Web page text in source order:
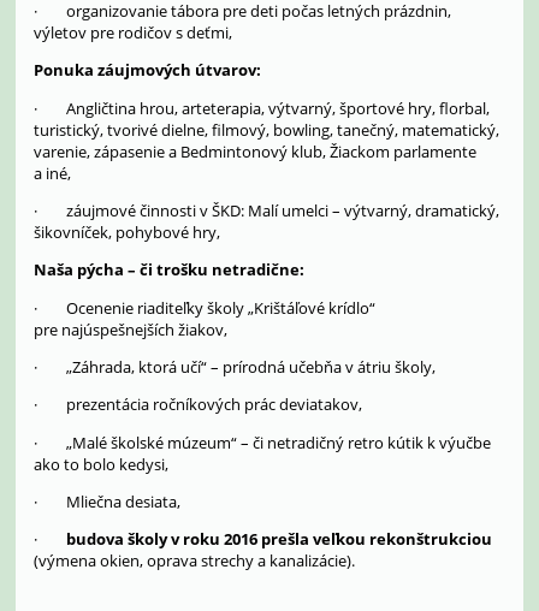
· organizovanie tábora pre deti počas letných prázdnin,
výletov pre rodičov s deťmi,
Ponuka záujmových útvarov:
· Angličtina hrou, arteterapia, výtvarný, športové hry, florbal,
turistický, tvorivé dielne, filmový, bowling, tanečný, matematický,
varenie, zápasenie a Bedmintonový klub, Žiackom parlamente
a iné,
· záujmové činnosti v ŠKD: Malí umelci – výtvarný, dramatický,
šikovníček, pohybové hry,
Naša pýcha – či trošku netradične:
· Ocenenie riaditeľky školy „Krištáľové krídlo“
pre najúspešnejších žiakov,
· „Záhrada, ktorá učí“ – prírodná učebňa v átriu školy,
· prezentácia ročníkových prác deviatakov,
· „Malé školské múzeum“ – či netradičný retro kútik k výučbe
ako to bolo kedysi,
· Mliečna desiata,
· budova školy v roku 2016 prešla veľkou rekonštrukciou
(výmena okien, oprava strechy a kanalizácie).